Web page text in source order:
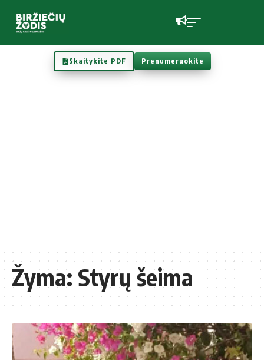
Skaitykite PDF Prenumeruokite
Žyma:Styrų šeima